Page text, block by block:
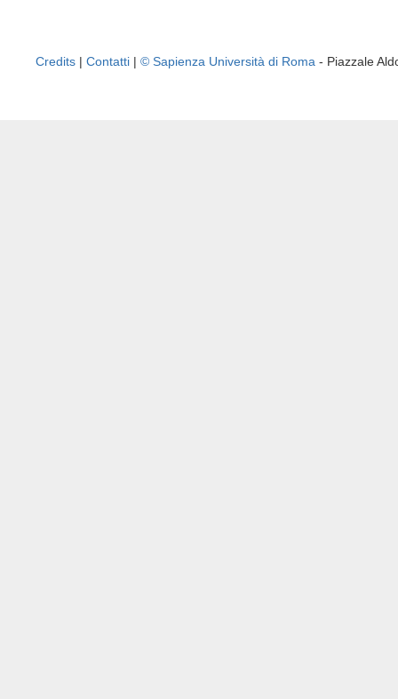
Credits | Contatti | © Sapienza Università di Roma - Piazzale